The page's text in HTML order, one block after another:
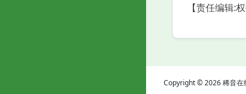
【责任编辑:权
Copyright © 2026 稀音在